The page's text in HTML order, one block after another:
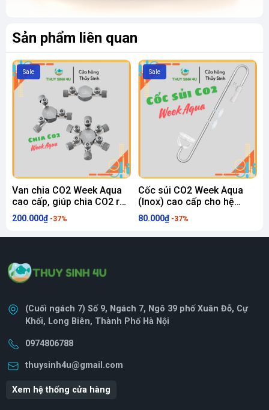
Sản phẩm liên quan
Sale
Van chia CO2 Week Aqua
cao cấp, giúp chia CO2 ra
nhiều bể hơn
200.000₫ -37%
Sale
Cốc sủi CO2 Week Aqua
(Inox) cao cấp cho hệ
thống CO2 thuỷ sinh
80.000₫ -37%
(Cuối ngách 7) Số 9, Ngách 7, Ngõ 39 phố Xuân Đỗ, Cự
Khối, Long Biên, Thành Phố Hà Nội
0974806788
thuysinh4u@gmail.com
Xem hệ thống cửa hàng